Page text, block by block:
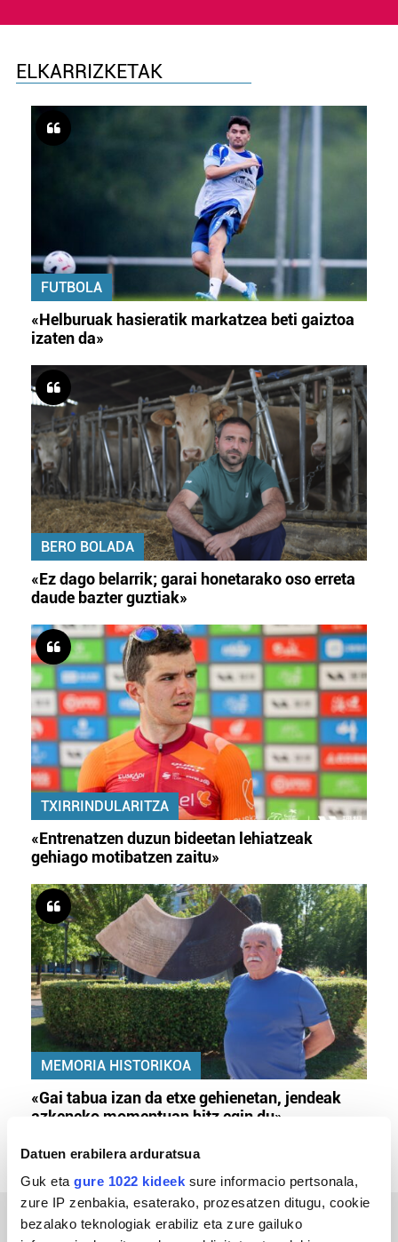
Datuen erabilera arduratsua
Guk eta gure 1022 kideek sure informacio pertsonala,
zure IP zenbakia, esaterako, prozesatzen ditugu, cookie
bezalako teknologiak erabiliz eta zure gailuko
ELKARRIZKETAK
FUTBOLA
«Helburuak hasieratik markatzea beti gaiztoa
izaten da»
BERO BOLADA
«Ez dago belarrik; garai honetarako oso erreta
daude bazter guztiak»
TXIRRINDULARITZA
«Entrenatzen duzun bideetan lehiatzeak
gehiago motibatzen zaitu»
MEMORIA HISTORIKOA
«Gai tabua izan da etxe gehienetan, jendeak
azkeneko momentuan hitz egin du»